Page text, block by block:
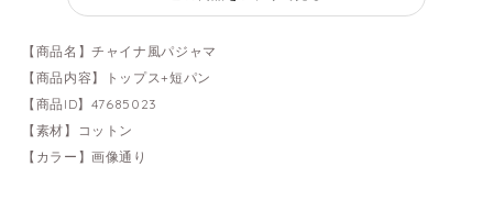
【商品名】チャイナ風パジャマ
【商品内容】トップス+短パン
【商品ID】47685023
【素材】コットン
【カラー】画像通り